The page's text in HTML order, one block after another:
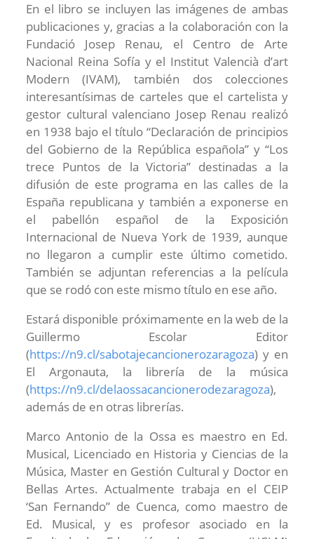
En el libro se incluyen las imágenes de ambas
publicaciones y, gracias a la colaboración con la
Fundació Josep Renau, el Centro de Arte
Nacional Reina Sofía y el Institut Valencià d’art
Modern (IVAM), también dos colecciones
interesantísimas de carteles que el cartelista y
gestor cultural valenciano Josep Renau realizó
en 1938 bajo el título “Declaración de principios
del Gobierno de la República española” y “Los
trece Puntos de la Victoria” destinadas a la
difusión de este programa en las calles de la
España republicana y también a exponerse en
el pabellón español de la Exposición
Internacional de Nueva York de 1939, aunque
no llegaron a cumplir este último cometido.
También se adjuntan referencias a la película
que se rodó con este mismo título en ese año.
Estará disponible próximamente en la web de la
Guillermo Escolar Editor
(https://n9.cl/sabotajecancionerozaragoza) y en
El Argonauta, la librería de la música
(https://n9.cl/delaossacancionerodezaragoza),
además de en otras librerías.
Marco Antonio de la Ossa es maestro en Ed.
Musical, Licenciado en Historia y Ciencias de la
Música, Master en Gestión Cultural y Doctor en
Bellas Artes. Actualmente trabaja en el CEIP
‘San Fernando” de Cuenca, como maestro de
Ed. Musical, y es profesor asociado en la